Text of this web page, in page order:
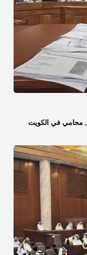
, محامي في الكويت